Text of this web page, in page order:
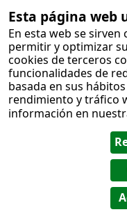
Esta página web
En esta web se
permitir y optimizar
cookies de terceros
funcionalidades de
basada en sus
rendimiento y tráfico
información en